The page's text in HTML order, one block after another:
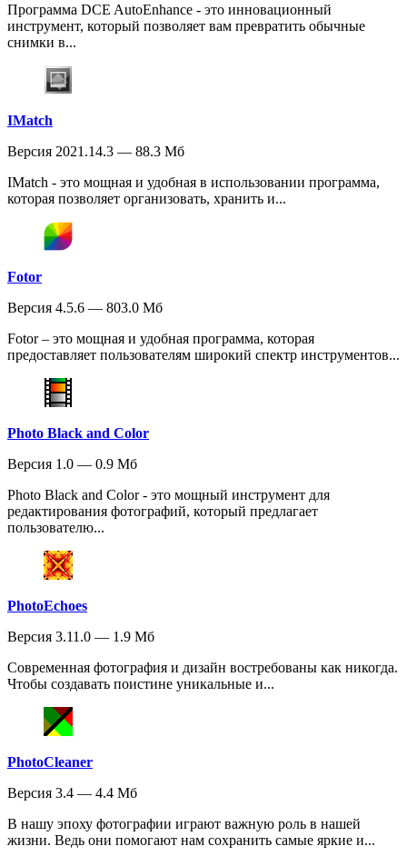
Программа DCE AutoEnhance - это инновационный
инструмент, который позволяет вам превратить обычные
снимки в...
IMatch
Версия 2021.14.3 — 88.3 Мб
IMatch - это мощная и удобная в использовании программа,
которая позволяет организовать, хранить и...
Fotor
Версия 4.5.6 — 803.0 Мб
Fotor – это мощная и удобная программа, которая
предоставляет пользователям широкий спектр инструментов...
Photo Black and Color
Версия 1.0 — 0.9 Мб
Photo Black and Color - это мощный инструмент для
редактирования фотографий, который предлагает
пользователю...
PhotoEchoes
Версия 3.11.0 — 1.9 Мб
Современная фотография и дизайн востребованы как никогда.
Чтобы создавать поистине уникальные и...
PhotoCleaner
Версия 3.4 — 4.4 Мб
В нашу эпоху фотографии играют важную роль в нашей
жизни. Ведь они помогают нам сохранить самые яркие и...